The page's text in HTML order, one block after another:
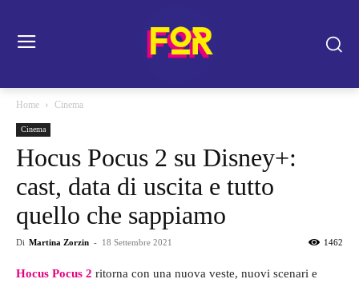
Home Cinema
Cinema
Hocus Pocus 2 su Disney+:
cast, data di uscita e tutto
quello che sappiamo
Di Martina Zorzin - 18 Settembre 2021 1462
Hocus Pocus 2 ritorna con una nuova veste, nuovi scenari e